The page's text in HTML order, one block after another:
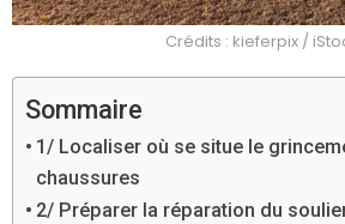
Crédits : kieferpix /
Sommaire
1/ Localiser où se situe le
chaussures
2/ Préparer la réparation du